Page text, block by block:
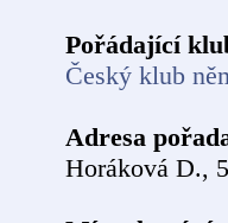
Pořádající
Český klub
Adresa
Horáková D.,